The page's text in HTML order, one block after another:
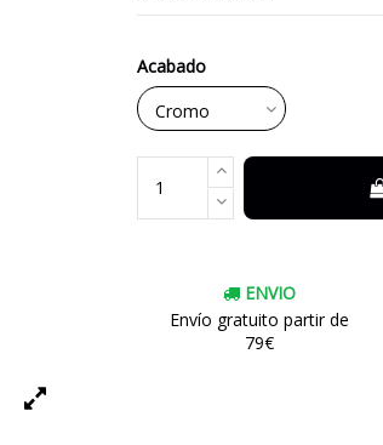
Acabado
ENVIO
Envío gratuito partir de
79€